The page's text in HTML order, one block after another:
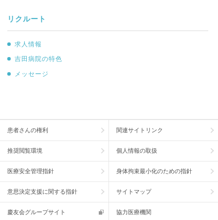
リクルート
求人情報
吉田病院の特色
メッセージ
患者さんの権利 関連サイトリンク
推奨閲覧環境 個人情報の取扱
医療安全管理指針 身体拘束最小化のための指針
意思決定支援に関する指針 サイトマップ
慶友会グループサイト 協力医療機関